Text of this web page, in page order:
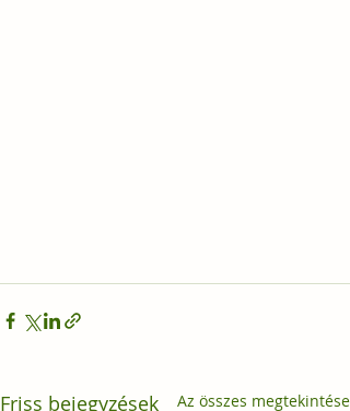
Friss bejegyzések Az összes megtekintése